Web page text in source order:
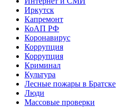
Иркутск
Капремонт
КоАП РФ
Коронавирус
Коррупция
Коррупция
Криминал
Культура
Лесные пожары в Братске
Люди
Массовые проверки